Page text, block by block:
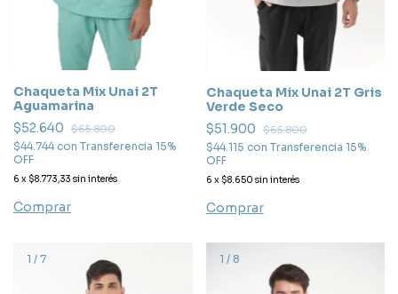
Chaqueta Mix Unai 2T
Aguamarina
$52.640
$65.800
$44.744 con Transferencia 15%
OFF
6 x $8.773,33 sin interés
Comprar
Chaqueta Mix Unai 2T Gris
Verde Seco
$51.900
$65.800
$44.115 con Transferencia 15%
OFF
6 x $8.650 sin interés
Comprar
1 / 7 1 / 8